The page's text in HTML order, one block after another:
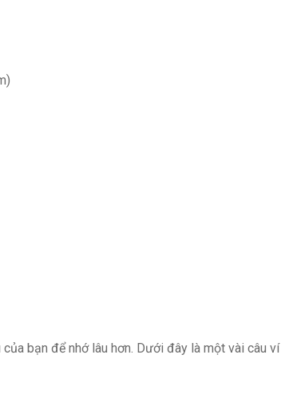
bạn để nhớ lâu hơn. Dưới đây là một vài câu ví